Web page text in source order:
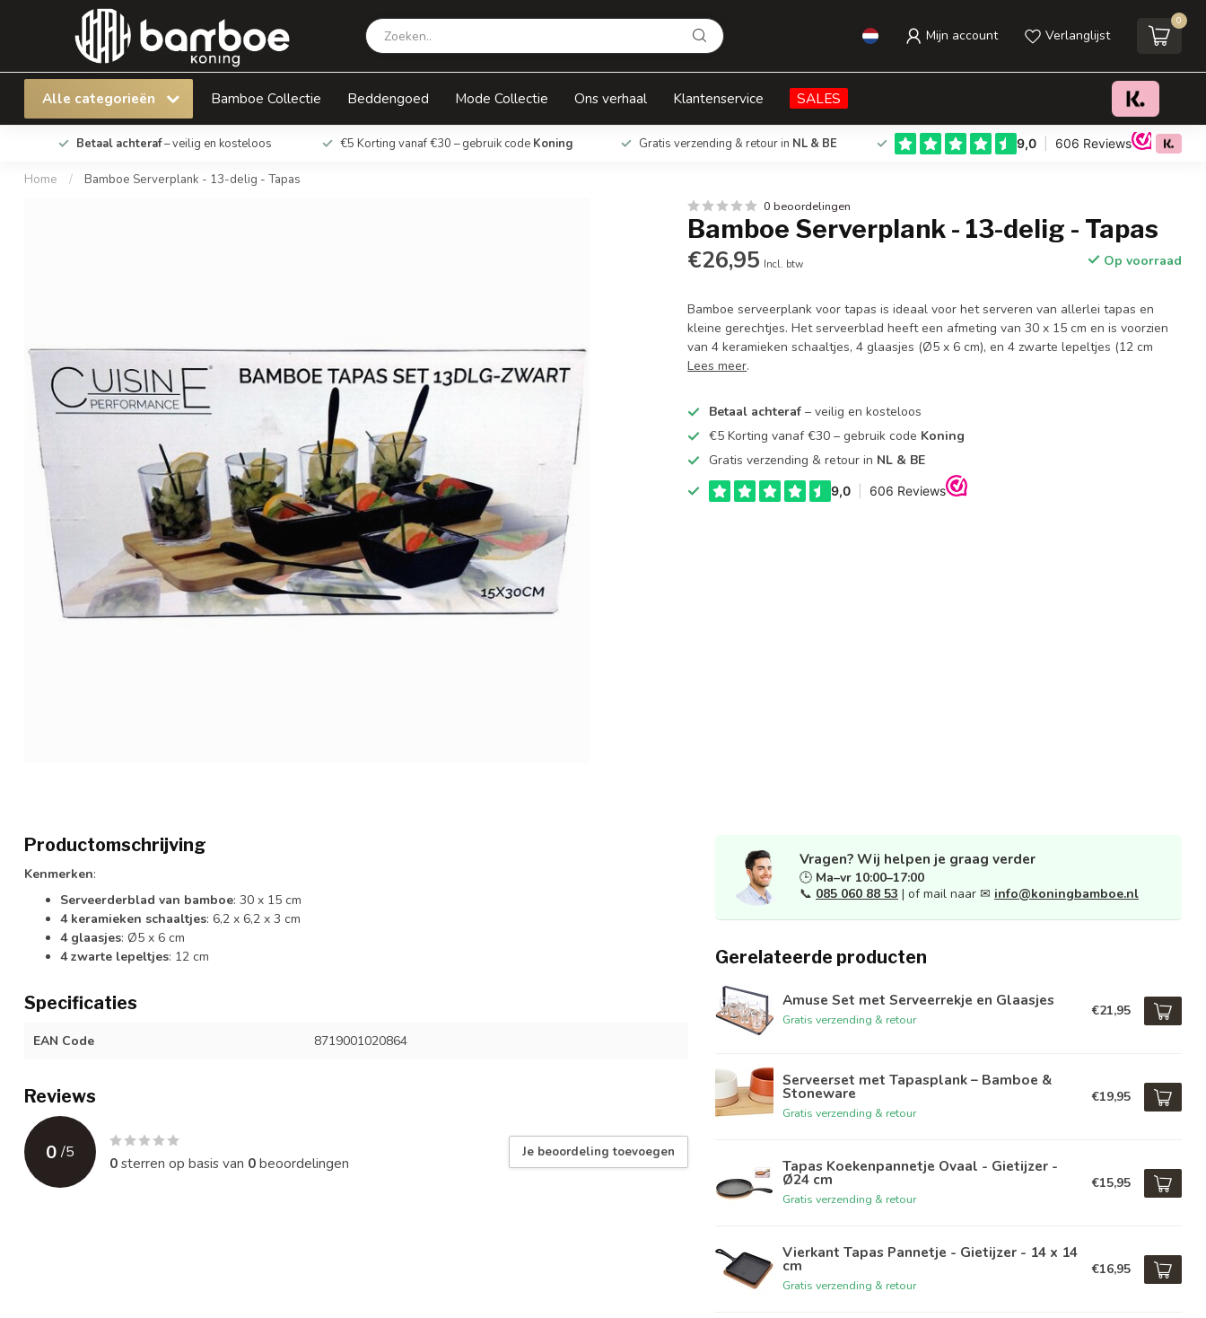
Mijn account Verlanglijst
0
Alle categorieën Bamboe Collectie Beddengoed Mode Collectie Ons verhaal Klantenservice SALES
Betaal achteraf– veilig en kosteloos €5 Korting vanaf €30 – gebruik code Koning Gratis verzending & retour in NL & BE
Home / Bamboe Serverplank - 13-delig - Tapas
Bamboe Serverplank - 13-delig - Tapas Toevoegen aan winkelwagen
0 beoordelingen
Bamboe Serverplank - 13-delig - Tapas
€26,95 Incl. btw Op voorraad
Bamboe serveerplank voor tapas is ideaal voor het serveren van allerlei tapas en
kleine gerechtjes. Het serveerblad heeft een afmeting van 30 x 15 cm en is voorzien
van 4 keramieken schaaltjes, 4 glaasjes (Ø5 x 6 cm), en 4 zwarte lepeltjes (12 cm
Lees meer.
Betaal achteraf – veilig en kosteloos
€5 Korting vanaf €30 – gebruik code Koning
Gratis verzending & retour in NL & BE
Productomschrijving
Kenmerken:
Serveerderblad van bamboe: 30 x 15 cm
4 keramieken schaaltjes: 6,2 x 6,2 x 3 cm
4 glaasjes: Ø5 x 6 cm
4 zwarte lepeltjes: 12 cm
Specificaties
EAN Code 8719001020864
Reviews
0 /5
0sterren op basis van 0beoordelingen
Je beoordeling toevoegen
Vragen? Wij helpen je graag verder
🕒 Ma–vr 10:00–17:00
📞 085 060 88 53 | of mail naar ✉ info@koningbamboe.nl
Gerelateerde producten
Amuse Set met Serveerrekje en Glaasjes
Gratis verzending & retour
€21,95
Serveerset met Tapasplank – Bamboe &
Stoneware
Gratis verzending & retour
€19,95
Tapas Koekenpannetje Ovaal - Gietijzer -
Ø24 cm
Gratis verzending & retour
€15,95
Vierkant Tapas Pannetje - Gietijzer - 14 x 14
cm
Gratis verzending & retour
€16,95